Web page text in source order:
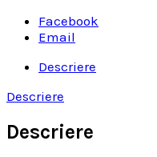
Facebook
Email
Descriere
Descriere
Descriere